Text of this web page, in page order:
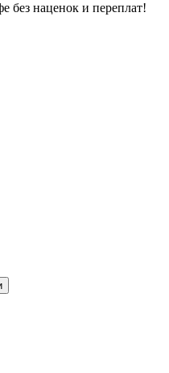
без наценок и переплат!